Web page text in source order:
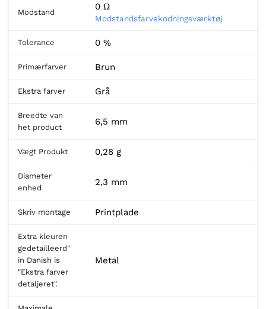
Modstand
0 Ω
Modstandsfarvekodningsværktøj
Tolerance 0 %
Primærfarver Brun
Ekstra farver Grå
Breedte van
het product
6,5 mm
Vægt Produkt 0,28 g
Diameter
enhed
2,3 mm
Skriv montage Printplade
Extra kleuren
gedetailleerd"
in Danish is
"Ekstra farver
detaljeret".
Metal